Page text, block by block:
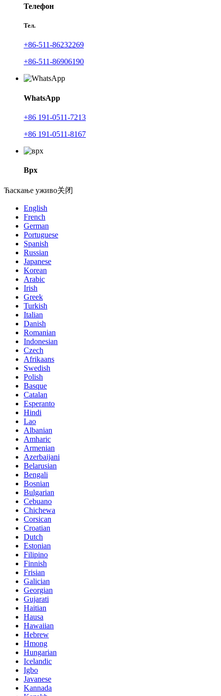
Телефон
Тел.
+86-511-86232269
+86-511-86906190
WhatsApp
+86 191-0511-7213
+86 191-0511-8167
Врх
Ћаскање уживо关闭
English
French
German
Portuguese
Spanish
Russian
Japanese
Korean
Arabic
Irish
Greek
Turkish
Italian
Danish
Romanian
Indonesian
Czech
Afrikaans
Swedish
Polish
Basque
Catalan
Esperanto
Hindi
Lao
Albanian
Amharic
Armenian
Azerbaijani
Belarusian
Bengali
Bosnian
Bulgarian
Cebuano
Chichewa
Corsican
Croatian
Dutch
Estonian
Filipino
Finnish
Frisian
Galician
Georgian
Gujarati
Haitian
Hausa
Hawaiian
Hebrew
Hmong
Hungarian
Icelandic
Igbo
Javanese
Kannada